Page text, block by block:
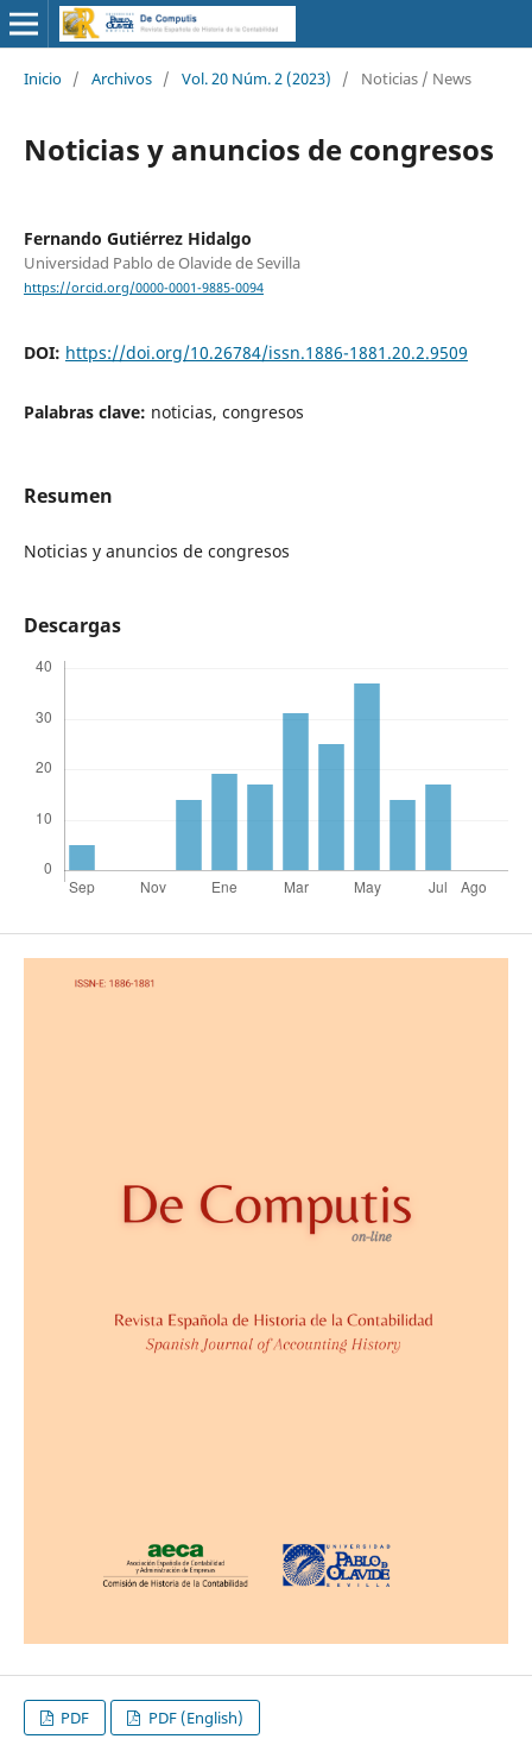
Inicio / Archivos / Vol. 20 Núm. 2 (2023) / Noticias / News
Noticias y anuncios de congresos
Fernando Gutiérrez Hidalgo
Universidad Pablo de Olavide de Sevilla
https://orcid.org/0000-0001-9885-0094
DOI: https://doi.org/10.26784/issn.1886-1881.20.2.9509
Palabras clave: noticias, congresos
Resumen
Noticias y anuncios de congresos
Descargas
PDF PDF (English)